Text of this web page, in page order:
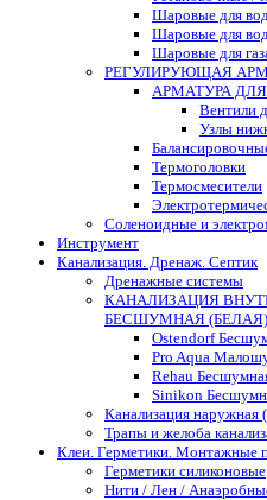
Шаровые для
Шаровые для
Шаровые для
РЕГУЛИРУЮЩАЯ
АРМАТУРА
Вентили
Узлы
Термоголовки
Термосмесители
Соленоидные и
Инструмент
Канализация. Дренаж. Септик
Дренажные системы
КАНАЛИЗАЦИЯ
БЕСШУМНАЯ (БЕЛАЯ)
Ostendorf
Pro Aqua
Rehau
Sinikon
Канализация
Трапы и желоба
Клеи. Герметики. Монтажные
Герметики силиконовые
Нити / Лен /